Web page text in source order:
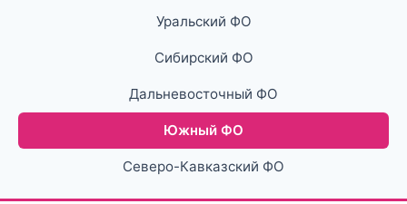
Уральский ФО
Сибирский ФО
Дальневосточный ФО
Южный ФО
Северо-Кавказский ФО